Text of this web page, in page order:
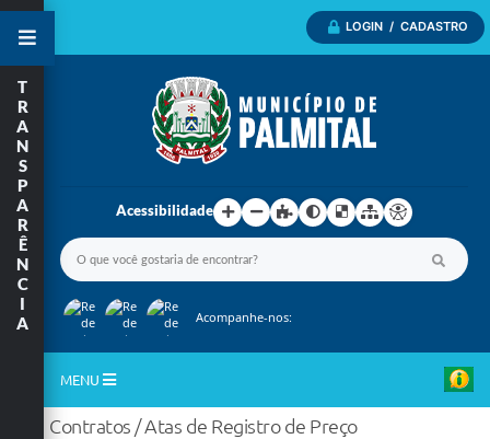
LOGIN / CADASTRO
Acessibilidade
Acompanhe-nos:
MENU
Inicio
T
R
A
N
S
P
A
R
Ê
N
C
I
A
Contratos / Atas de Registro de Preço